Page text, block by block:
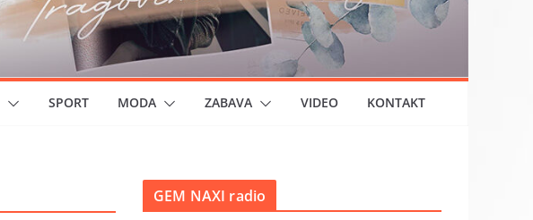
SPORT MODA ZABAVA VIDEO KONTAKT
GEM NAXI radio